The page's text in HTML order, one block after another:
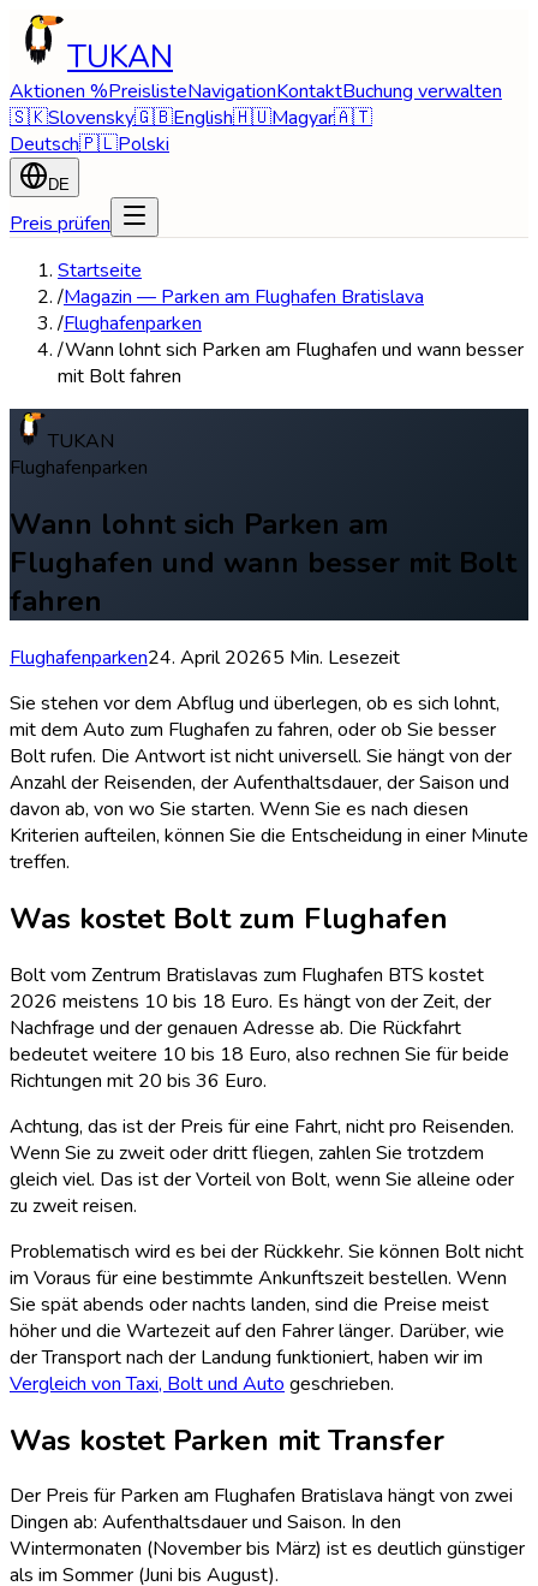
TUKAN
Aktionen %PreislisteNavigationKontaktBuchung verwalten
🇸🇰Slovensky🇬🇧English🇭🇺Magyar🇦🇹
Deutsch🇵🇱Polski
DE
Preis prüfen
Startseite
/Magazin — Parken am Flughafen Bratislava
/Flughafenparken
/Wann lohnt sich Parken am Flughafen und wann besser
mit Bolt fahren
TUKAN
Flughafenparken
Wann lohnt sich Parken am
Flughafen und wann besser mit Bolt
fahren
Flughafenparken24. April 20265 Min. Lesezeit
Sie stehen vor dem Abflug und überlegen, ob es sich lohnt,
mit dem Auto zum Flughafen zu fahren, oder ob Sie besser
Bolt rufen. Die Antwort ist nicht universell. Sie hängt von der
Anzahl der Reisenden, der Aufenthaltsdauer, der Saison und
davon ab, von wo Sie starten. Wenn Sie es nach diesen
Kriterien aufteilen, können Sie die Entscheidung in einer Minute
treffen.
Was kostet Bolt zum Flughafen
Bolt vom Zentrum Bratislavas zum Flughafen BTS kostet
2026 meistens 10 bis 18 Euro. Es hängt von der Zeit, der
Nachfrage und der genauen Adresse ab. Die Rückfahrt
bedeutet weitere 10 bis 18 Euro, also rechnen Sie für beide
Richtungen mit 20 bis 36 Euro.
Achtung, das ist der Preis für eine Fahrt, nicht pro Reisenden.
Wenn Sie zu zweit oder dritt fliegen, zahlen Sie trotzdem
gleich viel. Das ist der Vorteil von Bolt, wenn Sie alleine oder
zu zweit reisen.
Problematisch wird es bei der Rückkehr. Sie können Bolt nicht
im Voraus für eine bestimmte Ankunftszeit bestellen. Wenn
Sie spät abends oder nachts landen, sind die Preise meist
höher und die Wartezeit auf den Fahrer länger. Darüber, wie
der Transport nach der Landung funktioniert, haben wir im
Vergleich von Taxi, Bolt und Auto geschrieben.
Was kostet Parken mit Transfer
Der Preis für Parken am Flughafen Bratislava hängt von zwei
Dingen ab: Aufenthaltsdauer und Saison. In den
Wintermonaten (November bis März) ist es deutlich günstiger
als im Sommer (Juni bis August).